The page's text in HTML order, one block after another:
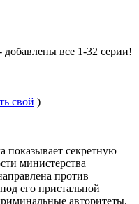
добавлены все 1-32 серии!
свой )
показывает секретную
министерства
против
его пристальной
авторитеты.